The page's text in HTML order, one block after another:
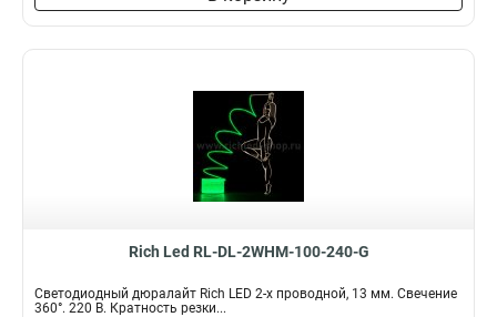
Rich Led RL-DL-2WHM-100-240-G
Светодиодный дюралайт Rich LED 2-х проводной, 13 мм. Свечение
360°. 220 В. Кратность резки...